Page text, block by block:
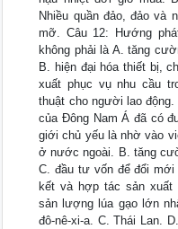
Nhiều quần đảo, đảo và
mỡ. Câu 12: Hướng
không phải là A. tăng
B. hiện đại hóa thiết bị,
xuất phục vụ nhu cầu
thuật cho người lao
của Đông Nam Á đã có
giới chủ yếu là nhờ vào
ở nước ngoài. B. tăng
C. đầu tư vốn để đổi
kết và hợp tác sản
sản lượng lúa gạo lớn
đô-nê-xi-a. C. Thái Lan.